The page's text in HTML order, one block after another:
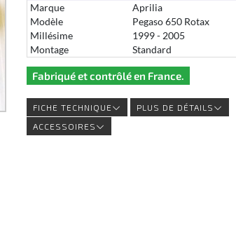
Marque
Aprilia
Modèle
Pegaso 650 Rotax
Millésime
1999 - 2005
Montage
Standard
Fabriqué et contrôlé en France.
FICHE TECHNIQUE
PLUS DE DÉTAILS
ACCESSOIRES